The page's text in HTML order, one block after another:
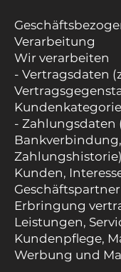
Verarbeitung
Wir verarbeiten
- Vertragsdaten
- Zahlungsdaten
Bankverbindung,
Kunden,
Erbringung
Leistungen,
Kundenpflege,
Werbung und